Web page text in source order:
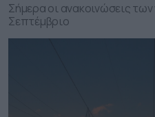
Σήμερα οι ανακοινώσεις
Σεπτέμβριο